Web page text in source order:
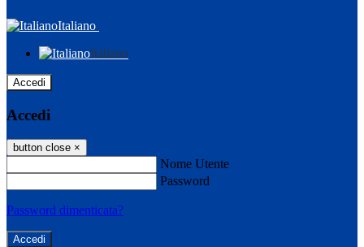
Italiano
Italiano
Accedi
Accedi
button close ×
Nome Utente
Password
Password dimenticata?